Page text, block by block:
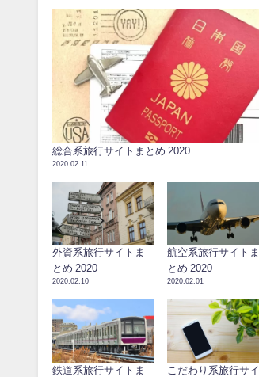
総合系旅行サイトまとめ 2020
2020.02.11
外資系旅行サイトま
とめ 2020
2020.02.10
航空系旅行サイトま
とめ 2020
2020.02.01
鉄道系旅行サイトま
こだわり系旅行サイ